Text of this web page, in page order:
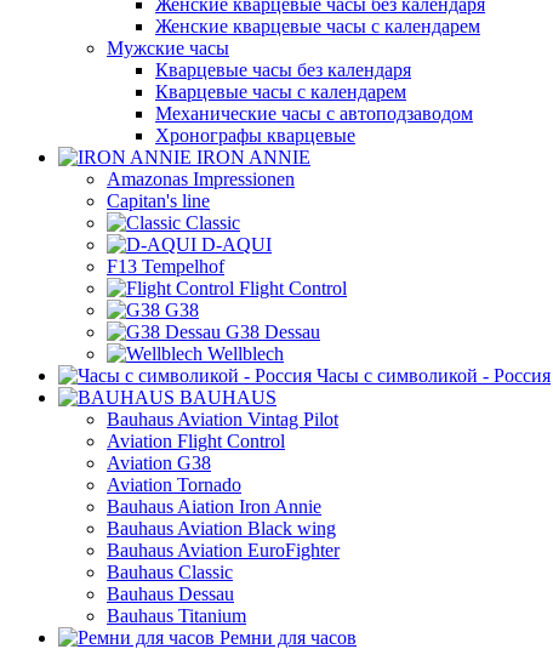
Женские кварцевые часы без календаря
Женские кварцевые часы с календарем
Мужские часы
Кварцевые часы без календаря
Кварцевые часы с календарем
Механические часы с автоподзаводом
Хронографы кварцевые
IRON ANNIE
Amazonas Impressionen
Capitan's line
Classic
D-AQUI
F13 Tempelhof
Flight Control
G38
G38 Dessau
Wellblech
Часы с символикой - Россия
BAUHAUS
Bauhaus Aviation Vintag Pilot
Aviation Flight Control
Aviation G38
Aviation Tornado
Bauhaus Aiation Iron Annie
Bauhaus Aviation Black wing
Bauhaus Aviation EuroFighter
Bauhaus Classic
Bauhaus Dessau
Bauhaus Titanium
Ремни для часов